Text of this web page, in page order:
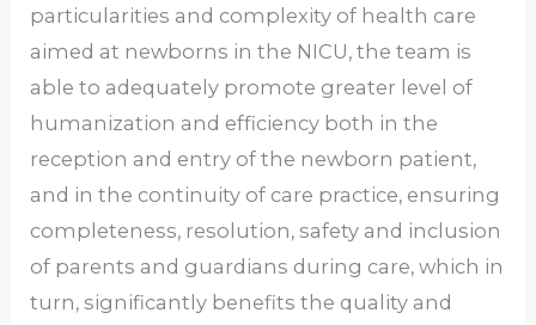
particularities and complexity of health care
aimed at newborns in the NICU, the team is
able to adequately promote greater level of
humanization and efficiency both in the
reception and entry of the newborn patient,
and in the continuity of care practice, ensuring
completeness, resolution, safety and inclusion
of parents and guardians during care, which in
turn, significantly benefits the quality and